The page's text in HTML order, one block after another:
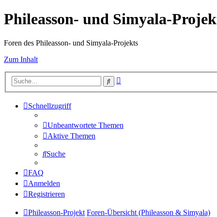
Phileasson- und Simyala-
Foren des Phileasson- und Simyala-Projekts
Zum Inhalt
Suche
Schnellzugriff
Unbeantwortete Themen
Aktive Themen
Suche
FAQ
Anmelden
Registrieren
Phileasson-Projekt Foren-Übersicht (Phileasson & Simyala)